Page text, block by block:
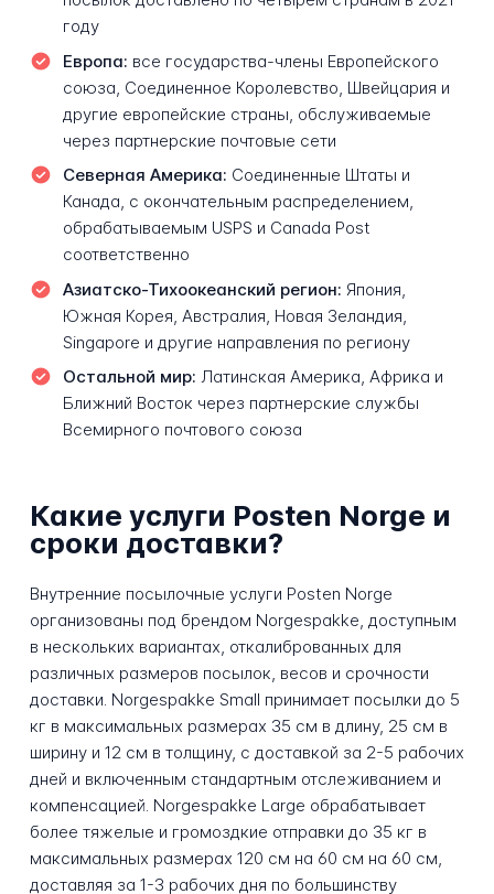
году
Европа: все государства-члены Европейского
союза, Соединенное Королевство, Швейцария и
другие европейские страны, обслуживаемые
через партнерские почтовые сети
Северная Америка: Соединенные Штаты и
Канада, с окончательным распределением,
обрабатываемым USPS и Canada Post
соответственно
Азиатско-Тихоокеанский регион: Япония,
Южная Корея, Австралия, Новая Зеландия,
Singapore и другие направления по региону
Остальной мир: Латинская Америка, Африка и
Ближний Восток через партнерские службы
Всемирного почтового союза
Какие услуги Posten Norge и
сроки доставки?
Внутренние посылочные услуги Posten Norge
организованы под брендом Norgespakke, доступным
в нескольких вариантах, откалиброванных для
различных размеров посылок, весов и срочности
доставки. Norgespakke Small принимает посылки до 5
кг в максимальных размерах 35 см в длину, 25 см в
ширину и 12 см в толщину, с доставкой за 2-5 рабочих
дней и включенным стандартным отслеживанием и
компенсацией. Norgespakke Large обрабатывает
более тяжелые и громоздкие отправки до 35 кг в
максимальных размерах 120 см на 60 см на 60 см,
доставляя за 1-3 рабочих дня по большинству